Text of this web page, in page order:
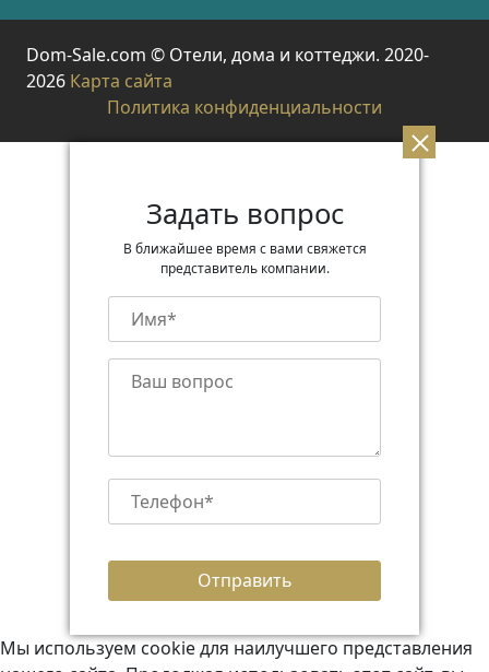
Dom-Sale.com © Отели, дома и коттеджи. 2020-
2026 Карта сайта
Политика конфиденциальности
Задать вопрос
В ближайшее время с вами свяжется
представитель компании.
Мы используем cookie для наилучшего представления